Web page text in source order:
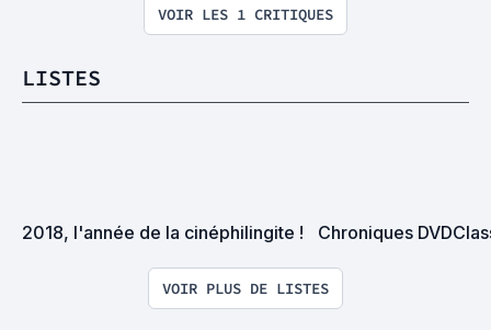
VOIR LES 1 CRITIQUES
LISTES
2018, l'année de la cinéphilingite ! Chroniques
VOIR PLUS DE LISTES